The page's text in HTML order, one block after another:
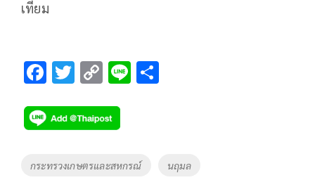
เทียม
F
e
b
o
T
tt
er
C
p
y
Li
Li
Tags
กระทรวงเกษตรและสหกรณ์ นฤมล